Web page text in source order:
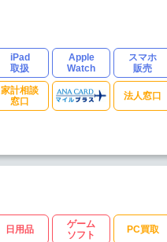
iPad
取扱
Apple
Watch
スマホ
販売
家計相談
窓口
法人窓口
日用品
ゲーム
ソフト
PC買取